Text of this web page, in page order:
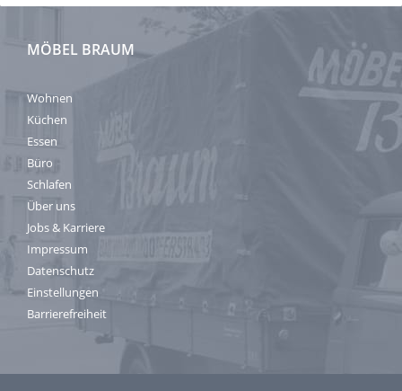
MÖBEL BRAUM
Wohnen
Küchen
Essen
Büro
Schlafen
Über uns
Jobs & Karriere
Impressum
Datenschutz
Einstellungen
Barrierefreiheit